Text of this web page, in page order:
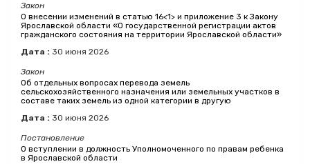
Закон
О внесении изменений в статью 16<1> и приложение 3 к Закону
Ярославской области «О государственной регистрации актов
гражданского состояния на территории Ярославской области»
Дата : 30 июня 2026
Закон
Об отдельных вопросах перевода земель
сельскохозяйственного назначения или земельных участков в
составе таких земель из одной категории в другую
Дата : 30 июня 2026
Постановление
О вступлении в должность Уполномоченного по правам ребенка
в Ярославской области